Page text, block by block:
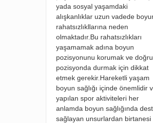
yada sosyal yaşamdaki
alışkanlıklar uzun vadede
rahatsızlıkllarına neden
olmaktadır.Bu rahatsızlıkları
yaşamamak adına boyun
pozisyonunu korumak ve doğru
pozisyonda durmak için dikkat
etmek gerekir.Hareketli yaşam
boyun sağlığı içinde önemlidir
yapılan spor aktiviteleri her
anlamda boyun sağlığında
sağlayan unsurlardan birtanesi